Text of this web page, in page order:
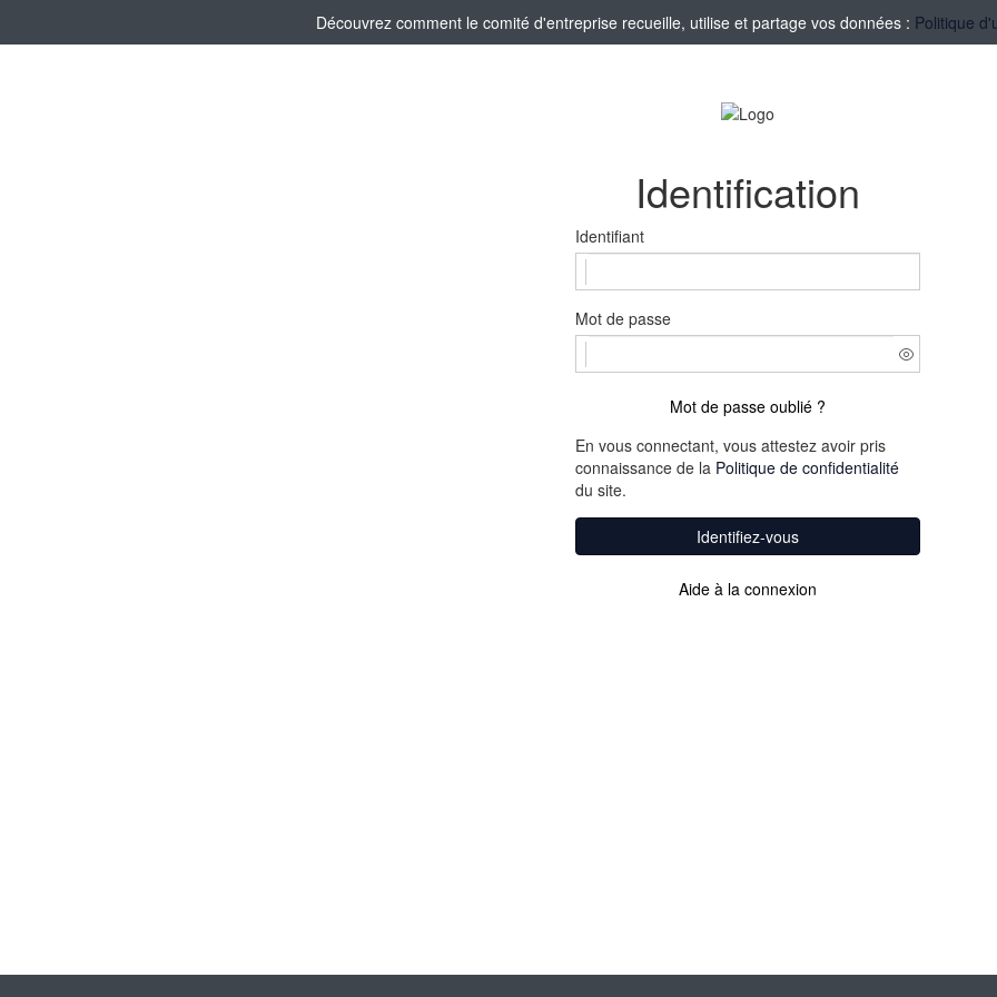
Découvrez comment le comité d'entreprise recueille, utilise et partage vos données : Politique
Identification
Identifiant
Mot de passe
Mot de passe oublié ?
En vous connectant, vous attestez avoir pris
connaissance de la Politique de confidentialité
du site.
Identifiez-vous
Aide à la connexion